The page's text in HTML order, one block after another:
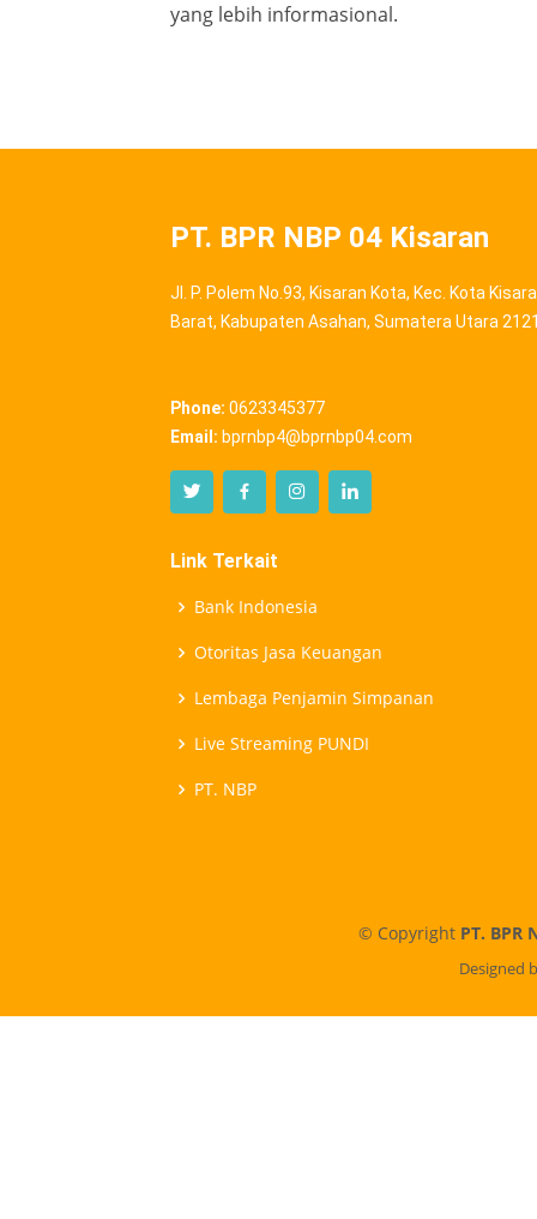
yang lebih informasional.
PT. BPR NBP 04 Kisaran
Jl. P. Polem No.93, Kisaran Kota, Kec. Kota
Barat, Kabupaten Asahan, Sumatera Utara
Phone: 0623345377
Email: bprnbp4@bprnbp04.com
Link Terkait
Bank Indonesia
Otoritas Jasa Keuangan
Lembaga Penjamin Simpanan
Live Streaming PUNDI
PT. NBP
© Copyright PT. BPR
Designed